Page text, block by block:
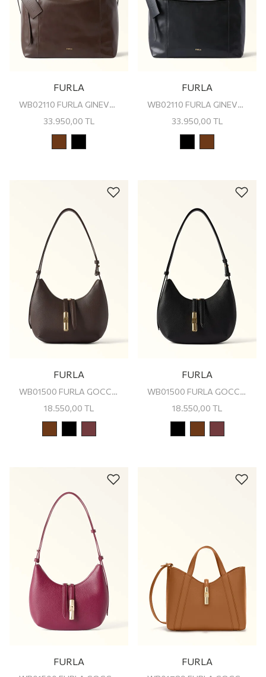
FURLA
WB02110 FURLA GINEVRA L SHOULDER BAG
33.950,00 TL
FURLA
WB02110 FURLA GINEVRA L SHOULDER BAG
33.950,00 TL
FURLA
WB01500 FURLA GOCCIA S SHOULDER BAG
18.550,00 TL
FURLA
WB01500 FURLA GOCCIA S SHOULDER BAG
18.550,00 TL
FURLA FURLA